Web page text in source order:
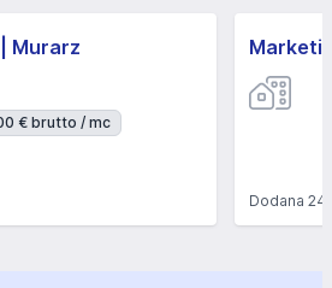
Murarz
€ brutto / mc
Dodana24